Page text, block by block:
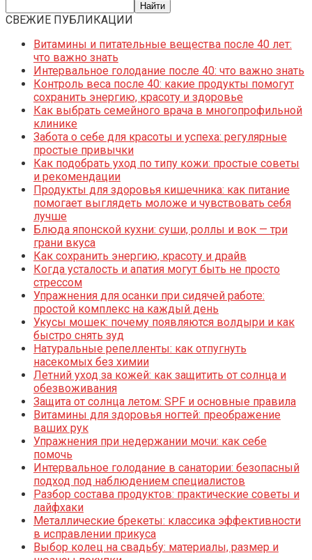
СВЕЖИЕ ПУБЛИКАЦИИ
Витамины и питательные вещества после 40 лет:
что важно знать
Интервальное голодание после 40: что важно знать
Контроль веса после 40: какие продукты помогут
сохранить энергию, красоту и здоровье
Как выбрать семейного врача в многопрофильной
клинике
Забота о себе для красоты и успеха: регулярные
простые привычки
Как подобрать уход по типу кожи: простые советы
и рекомендации
Продукты для здоровья кишечника: как питание
помогает выглядеть моложе и чувствовать себя
лучше
Блюда японской кухни: суши, роллы и вок — три
грани вкуса
Как сохранить энергию, красоту и драйв
Когда усталость и апатия могут быть не просто
стрессом
Упражнения для осанки при сидячей работе:
простой комплекс на каждый день
Укусы мошек: почему появляются волдыри и как
быстро снять зуд
Натуральные репелленты: как отпугнуть
насекомых без химии
Летний уход за кожей: как защитить от солнца и
обезвоживания
Защита от солнца летом: SPF и основные правила
Витамины для здоровья ногтей: преображение
ваших рук
Упражнения при недержании мочи: как себе
помочь
Интервальное голодание в санатории: безопасный
подход под наблюдением специалистов
Разбор состава продуктов: практические советы и
лайфхаки
Металлические брекеты: классика эффективности
в исправлении прикуса
Выбор колец на свадьбу: материалы, размер и